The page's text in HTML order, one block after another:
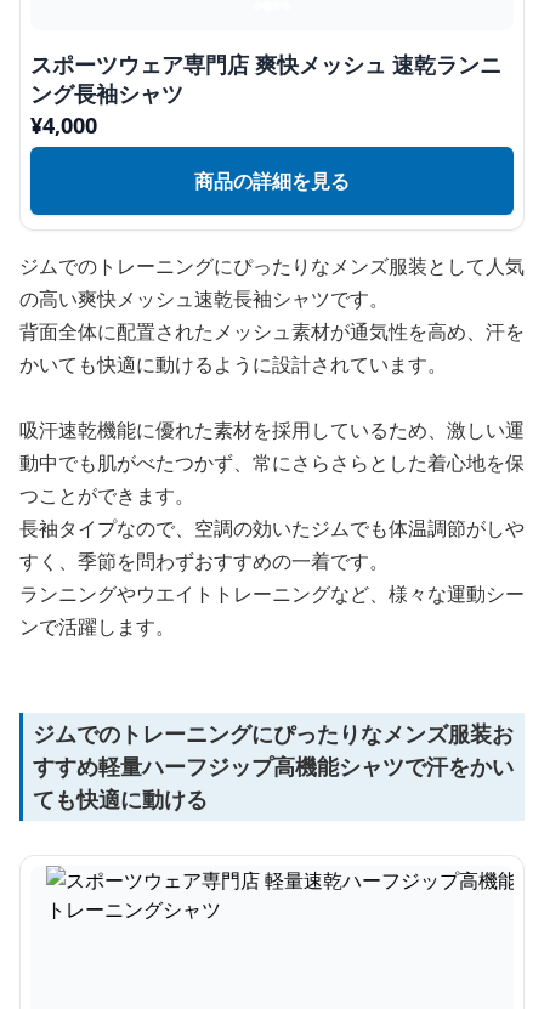
スポーツウェア専門店 爽快メッシュ 速乾ランニ
ング長袖シャツ
¥4,000
商品の詳細を見る
ジムでのトレーニングにぴったりなメンズ服装として人気
の高い爽快メッシュ速乾長袖シャツです。
背面全体に配置されたメッシュ素材が通気性を高め、汗を
かいても快適に動けるように設計されています。
吸汗速乾機能に優れた素材を採用しているため、激しい運
動中でも肌がべたつかず、常にさらさらとした着心地を保
つことができます。
長袖タイプなので、空調の効いたジムでも体温調節がしや
すく、季節を問わずおすすめの一着です。
ランニングやウエイトトレーニングなど、様々な運動シー
ンで活躍します。
ジムでのトレーニングにぴったりなメンズ服装お
すすめ軽量ハーフジップ高機能シャツで汗をかい
ても快適に動ける